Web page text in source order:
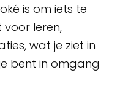
is om iets te
voor leren,
wat je ziet in
bent in omgang